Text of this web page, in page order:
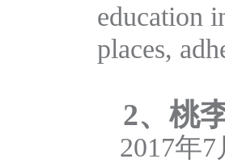
education
places,
2、 桃
2017年7